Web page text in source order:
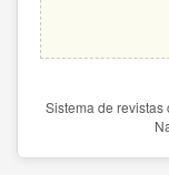
Sistema de